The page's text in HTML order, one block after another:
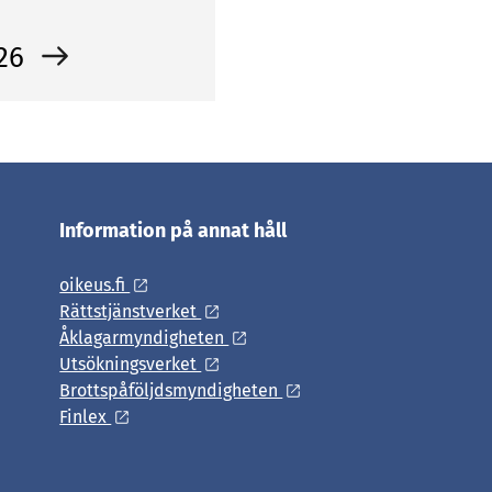
Information på annat håll
oikeus.fi
Rättstjänstverket
Åklagarmyndigheten
Utsökningsverket
Brottspåföljdsmyndigheten
Finlex